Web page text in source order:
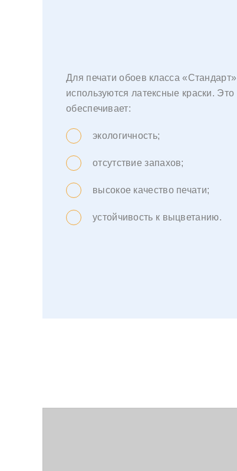
Для печати обоев класса «Стандарт»
используются латексные краски. Это
обеспечивает:
экологичность;
отсутствие запахов;
высокое качество печати;
устойчивость к выцветанию.